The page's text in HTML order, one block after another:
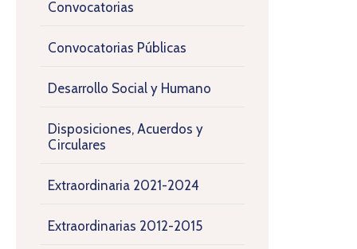
Convocatorias
Convocatorias Públicas
Desarrollo Social y Humano
Disposiciones, Acuerdos y
Circulares
Extraordinaria 2021-2024
Extraordinarias 2012-2015